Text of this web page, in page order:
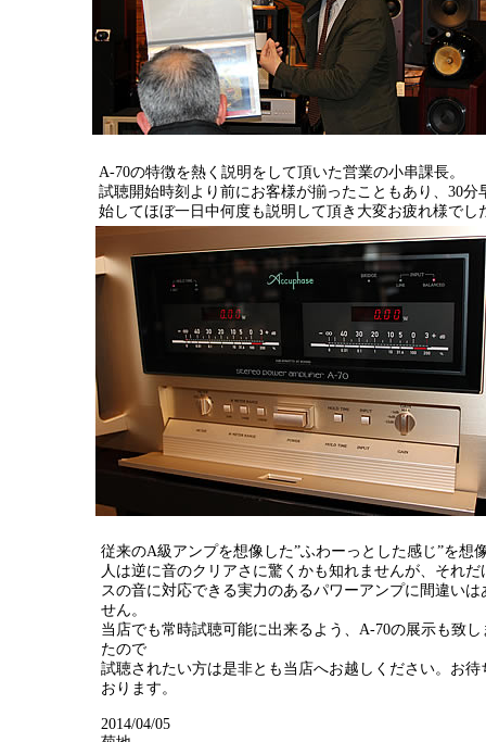
A-70の特徴を熱く説明をして頂いた営業の小串課長。
試聴開始時刻より前にお客様が揃ったこともあり、30分
始してほぼ一日中何度も説明して頂き大変お疲れ様でし
従来のA級アンプを想像した”ふわーっとした感じ”を想
人は逆に音のクリアさに驚くかも知れませんが、それだ
スの音に対応できる実力のあるパワーアンプに間違いは
せん。
当店でも常時試聴可能に出来るよう、A-70の展示も致し
たので
試聴されたい方は是非とも当店へお越しください。お待
おります。
2014/04/05